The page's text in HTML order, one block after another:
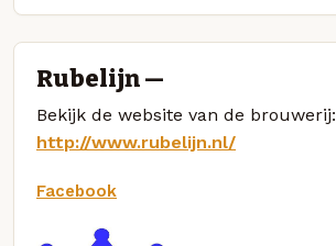
Rubelijn —
Bekijk de website van de brouwerij:
http://www.rubelijn.nl/
Facebook